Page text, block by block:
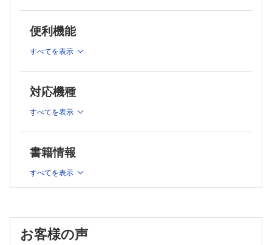
2．有毒節足動物
兵庫医科大学皮膚科学／夏秋 優
3．クラゲ
救急医四方山話
災害医療体験記
プライマリケア医として取り組んできた災害医療・被災者支援，そして
現在のコロナ禍で思うこと
山梨市立牧丘病院／古屋 聡
国立病院機構長崎医療センター高度救命救急センター／増田 幸子
兵庫県立加古川医療センター救急科／宮崎 大
4．スイセン
5．トリカブト
岩手医科大学救急・災害・総合医学講座救急医学分野／照井
克俊
6．ジギタリス
いわき市医療センター救命救急センター／生天目 かおる 他
東北大学病院高度救命救急センター／小林 正和 他
1．フグ
大阪赤十字病院救命救急センター／大河内 謙太郎
便利機能
すべてを表示
対応機種
すべてを表示
書籍情報
すべてを表示
お客様の声